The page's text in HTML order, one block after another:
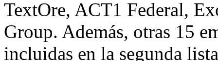
TextOre, ACT1 Federal,
Group. Además, otras 15
incluidas en la segunda